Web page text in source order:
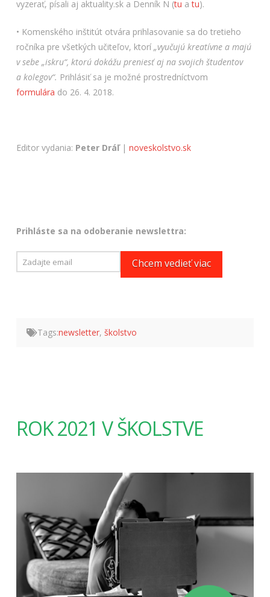
vyzerať, písali aj aktuality.sk a Denník N (tu atu).
• Komenského inštitút otvára prihlasovanie sa do tretieho
ročníka pre všetkých učiteľov, ktorí „vyučujú kreatívne a majú
v sebe „iskru“, ktorú dokážu preniesť aj na svojich študentov
a kolegov“. Prihlásiť sa je možné prostredníctvom
formulára do 26. 4. 2018.
Editor vydania: Peter Dráľ| noveskolstvo.sk
Prihláste sa na odoberanie newslettra:
Tags:newsletter,školstvo
ROK 2021 V ŠKOLSTVE